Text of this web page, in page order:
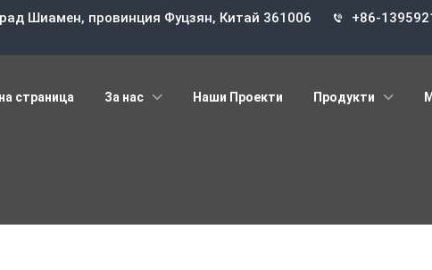
Шиамен, провинция Фуцзян, Китай 361006
+86-
страница За нас Наши Проекти Продукти